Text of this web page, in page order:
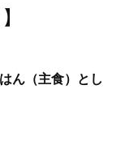
ん（主食）とし